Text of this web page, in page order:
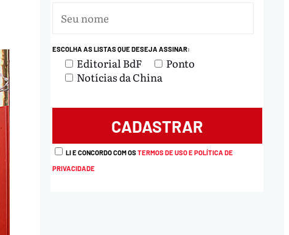
ESCOLHA AS LISTAS QUE DESEJA ASSINAR:
Editorial BdF
Ponto
Notícias da China
LI E CONCORDO COM OSTERMOS DE USO E POLÍTICA DE
PRIVACIDADE